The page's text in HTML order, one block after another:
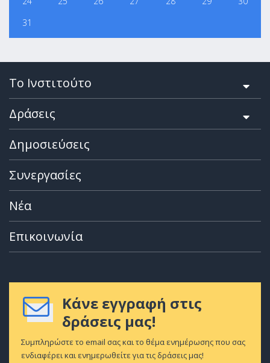
31
Το Ινστιτούτο
Δράσεις
Δημοσιεύσεις
Συνεργασίες
Νέα
Επικοινωνία
Κάνε εγγραφή στις
δράσεις μας!
Συμπληρώστε το email σας και το θέμα ενημέρωσης που σας
ενδιαφέρει και ενημερωθείτε για τις δράσεις μας!